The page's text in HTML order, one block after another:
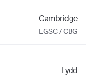
Cambridge
EGSC/ CBG
Lydd